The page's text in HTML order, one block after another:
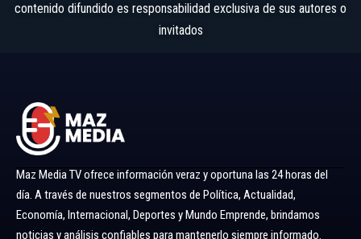
contenido difundido es responsabilidad exclusiva de sus autores o
invitados
Maz Media TV ofrece información veraz y oportuna las 24 horas del
día. A través de nuestros segmentos de Política, Actualidad,
Economía, Internacional, Deportes y Mundo Emprende, brindamos
noticias y análisis confiables para mantenerlo siempre informado.